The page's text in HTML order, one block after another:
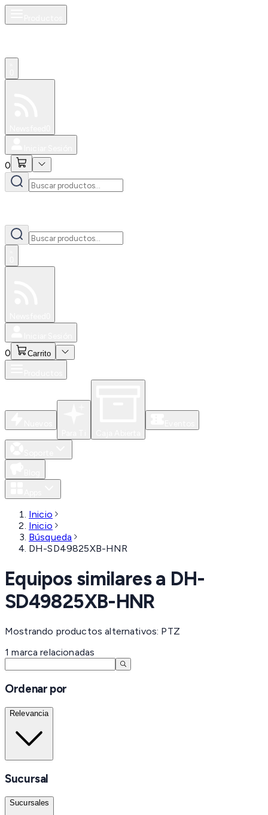
0
0 Carrito
Inicio
Inicio
Búsqueda
DH-SD49825XB-HNR
Equipos similares a DH-
SD49825XB-HNR
Mostrando productos alternativos: PTZ
1 marca relacionadas
Ordenar por
Relevancia
Sucursal
Sucursales